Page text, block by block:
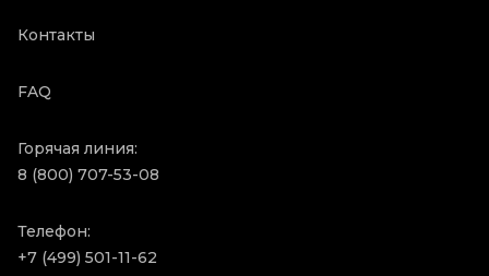
Контакты
FAQ
Горячая линия:
8 (800) 707-53-08
Телефон:
+7 (499) 501-11-62